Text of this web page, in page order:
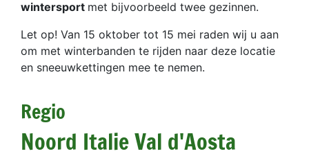
wintersport met bijvoorbeeld twee gezinnen.
Let op! Van 15 oktober tot 15 mei raden wij u aan
om met winterbanden te rijden naar deze locatie
en sneeuwkettingen mee te nemen.
Regio
Noord Italie Val d'Aosta